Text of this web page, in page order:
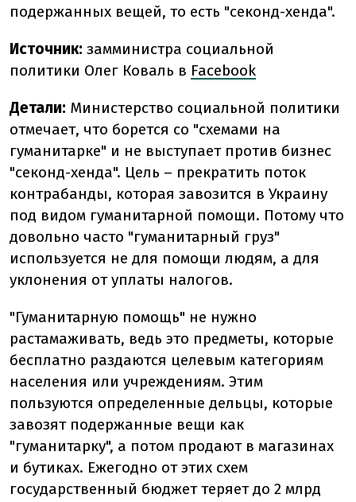
подержанных вещей, то есть "секонд-хенда".
Источник: замминистра социальной
политики Олег Коваль в Facebook
Детали: Министерство социальной политики
отмечает, что борется со "схемами на
гуманитарке" и не выступает против бизнес
"секонд-хенда". Цель – прекратить поток
контрабанды, которая завозится в Украину
под видом гуманитарной помощи. Потому что
довольно часто "гуманитарный груз"
используется не для помощи людям, а для
уклонения от уплаты налогов.
"Гуманитарную помощь" не нужно
растамаживать, ведь это предметы, которые
бесплатно раздаются целевым категориям
населения или учреждениям. Этим
пользуются определенные дельцы, которые
завозят подержанные вещи как
"гуманитарку", а потом продают в магазинах
и бутиках. Ежегодно от этих схем
государственный бюджет теряет до 2 млрд